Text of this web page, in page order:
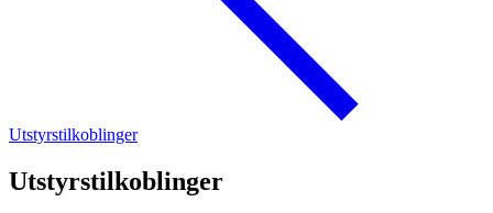
Utstyrstilkoblinger
Utstyrstilkoblinger